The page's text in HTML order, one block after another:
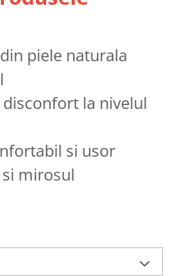
piele naturala
la nivelul
si usor
mirosul